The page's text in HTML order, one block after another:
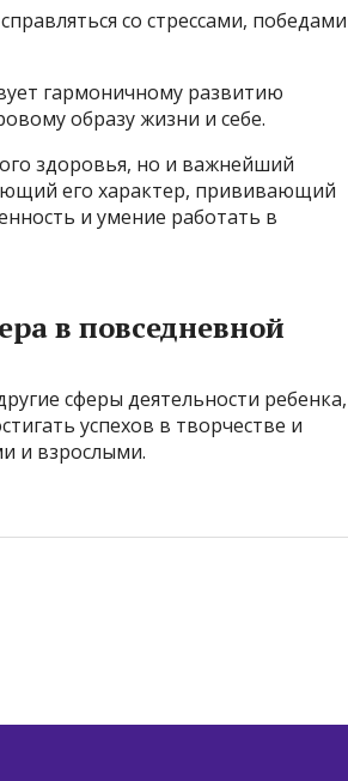
со стрессами, победами
гармоничному развитию
образу жизни и себе.
здоровья, но и важнейший
его характер, прививающий
и умение работать в
в повседневной
сферы деятельности ребенка,
успехов в творчестве и
и взрослыми.